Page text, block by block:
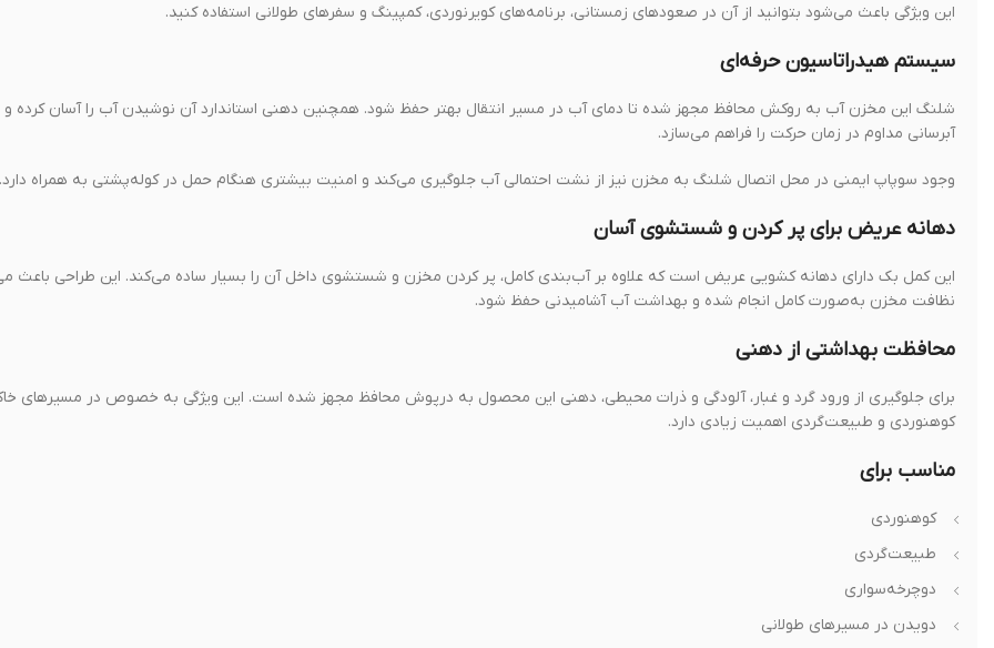
این ویژگی باعث می‌شود بتوانید از آن در صعودهای زمستانی، برنامه‌های کویرنوردی، کمپینگ و سفرهای طولانی استفاده کنید.
سیستم هیدراتاسیون حرفه‌ای
شلنگ این مخزن آب به روکش محافظ مجهز شده تا دمای آب در مسیر انتقال بهتر حفظ شود. همچنین دهنی استاندارد آن نوشیدن آب را آسان کرده و
آبرسانی مداوم در زمان حرکت را فراهم می‌سازد.
وجود سوپاپ ایمنی در محل اتصال شلنگ به مخزن نیز از نشت احتمالی آب جلوگیری می‌کند و امنیت بیشتری هنگام حمل در کوله‌پشتی به همراه دارد.
دهانه عریض برای پر کردن و شستشوی آسان
این کمل بک دارای دهانه کشویی عریض است که علاوه بر آب‌بندی کامل، پر کردن مخزن و شستشوی داخل آن را بسیار ساده می‌کند. این طراحی باعث
نظافت مخزن به‌صورت کامل انجام شده و بهداشت آب آشامیدنی حفظ شود.
محافظت بهداشتی از دهنی
برای جلوگیری از ورود گرد و غبار، آلودگی و ذرات محیطی، دهنی این محصول به درپوش محافظ مجهز شده است. این ویژگی به خصوص در مسیرهای
کوهنوردی و طبیعت‌گردی اهمیت زیادی دارد.
مناسب برای
کوهنوردی
طبیعت‌گردی
دوچرخه‌سواری
دویدن در مسیرهای طولانی